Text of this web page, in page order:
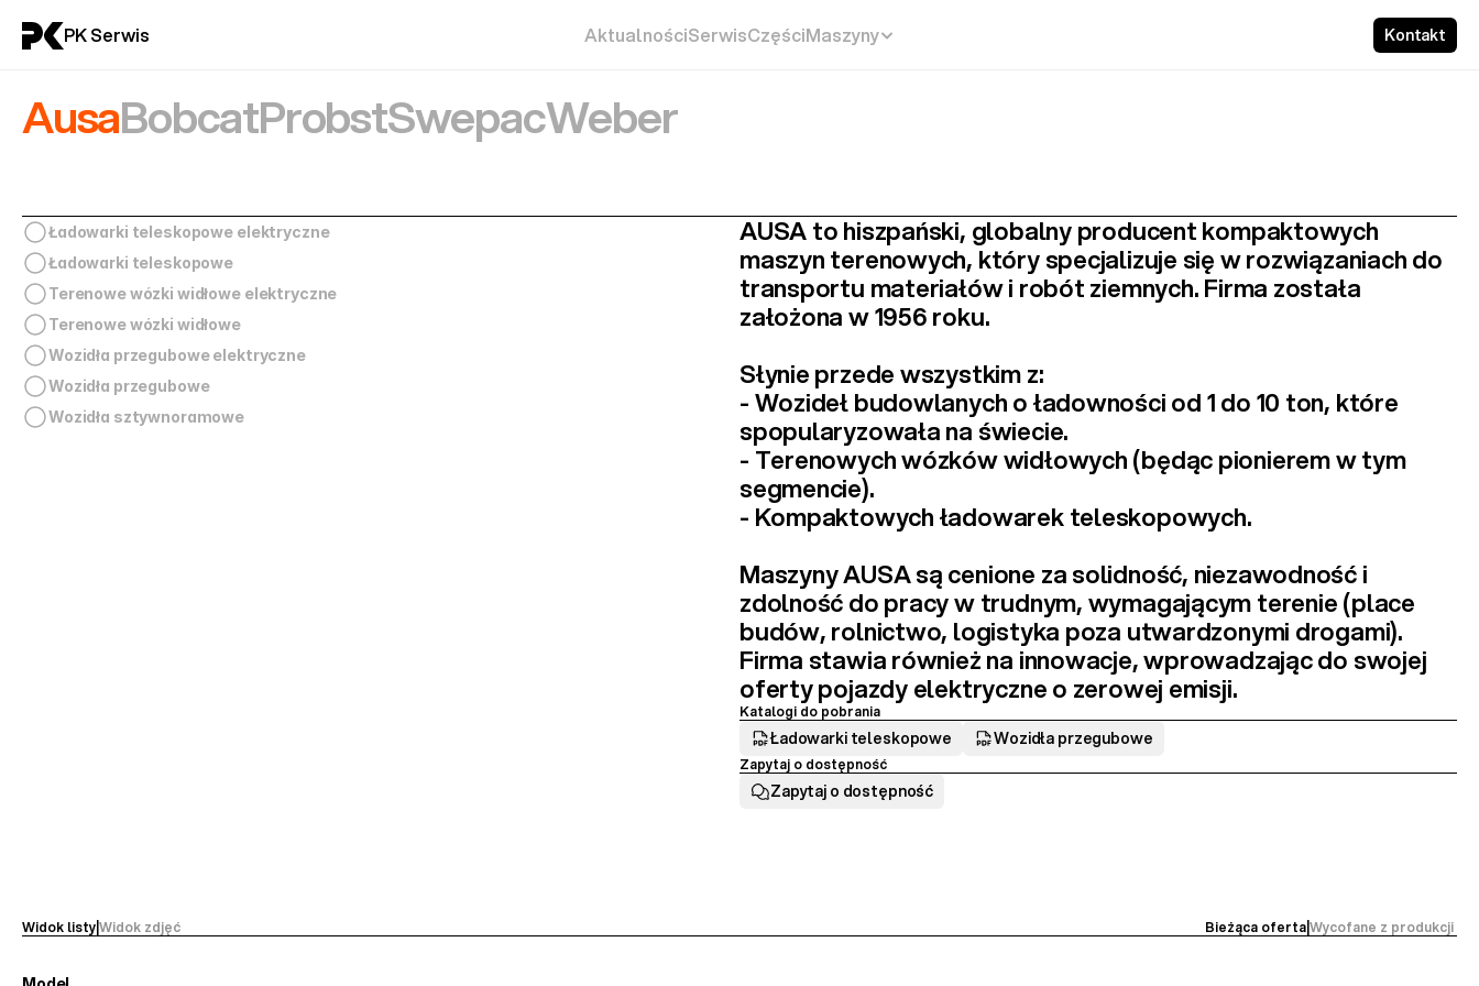
AusaBobcatProbstSwepacWeber
Ładowarki teleskopowe elektryczne
Ładowarki teleskopowe
Terenowe wózki widłowe elektryczne
Terenowe wózki widłowe
Wozidła przegubowe elektryczne
Wozidła przegubowe
Wozidła sztywnoramowe
AUSA to hiszpański, globalny producent kompaktowych
maszyn terenowych, który specjalizuje się w rozwiązaniach do
transportu materiałów i robót ziemnych. Firma została
założona w 1956 roku.
Słynie przede wszystkim z:
- Wozideł budowlanych o ładowności od 1 do 10 ton, które
spopularyzowała na świecie.
- Terenowych wózków widłowych (będąc pionierem w tym
segmencie).
- Kompaktowych ładowarek teleskopowych.
Maszyny AUSA są cenione za solidność, niezawodność i
zdolność do pracy w trudnym, wymagającym terenie (place
budów, rolnictwo, logistyka poza utwardzonymi drogami).
Firma stawia również na innowacje, wprowadzając do swojej
oferty pojazdy elektryczne o zerowej emisji.
Katalogi do pobrania
Ładowarki teleskopowe Wozidła przegubowe
Zapytaj o dostępność
Zapytaj o dostępność
Widok listyWidok zdjęć Bieżąca ofertaWycofane z produkcji
PK Serwis AktualnościSerwisCzęściMaszyny Kontakt